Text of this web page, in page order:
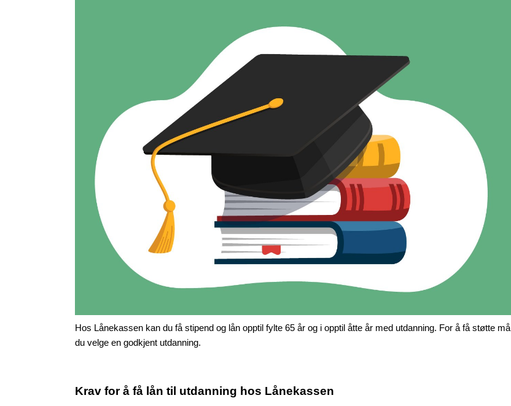
Hos Lånekassen kan du få stipend og lån opptil fylte 65 år og i opptil åtte år med utdanning. For å få støtte må
du velge en godkjent utdanning.
Krav for å få lån til utdanning hos Lånekassen